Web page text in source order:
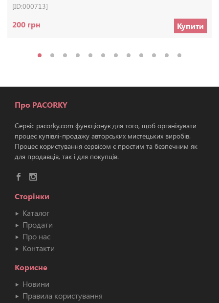
[ID:000713]
200 грн Купити
Про PACORKY
Сервіс pacorky.com функціонує для того, щоб організувати
процес купівлі-продажу авторських мистецьких виробів.
Процес користування сервісом є простим та безпечним як
для продавців, так і для покупців.
Сторінки
Каталог
Продати
Про нас
Контакти
Корисне
Новини
Правила користування